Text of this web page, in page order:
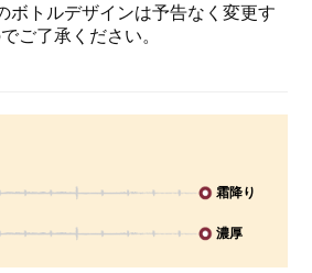
ボトルデザインは予告なく変更す
ご了承ください。
霜降り
濃厚